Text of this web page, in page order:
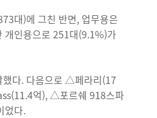
대)에 그친 반면, 업무용은
개인용으로 251대(9.1%)가
했다. 다음으로 △페라리(17
억), △포르쉐 918스파
었다.